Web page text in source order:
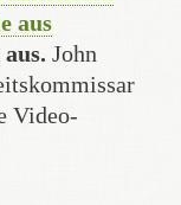
aus
John
Video-